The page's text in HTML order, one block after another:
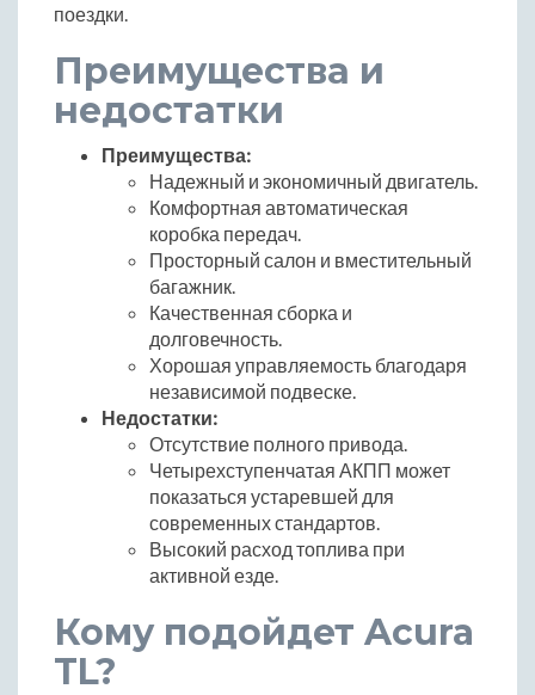
поездки.
Преимущества и
недостатки
Преимущества:
Надежный и экономичный двигатель.
Комфортная автоматическая
коробка передач.
Просторный салон и вместительный
багажник.
Качественная сборка и
долговечность.
Хорошая управляемость благодаря
независимой подвеске.
Недостатки:
Отсутствие полного привода.
Четырехступенчатая АКПП может
показаться устаревшей для
современных стандартов.
Высокий расход топлива при
активной езде.
Кому подойдет Acura
TL?